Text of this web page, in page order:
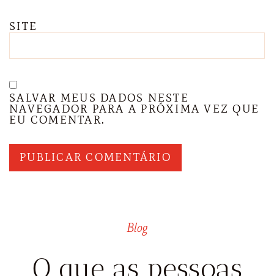
SITE
SALVAR MEUS DADOS NESTE
NAVEGADOR PARA A PRÓXIMA VEZ QUE
EU COMENTAR.
Blog
O que as pessoas